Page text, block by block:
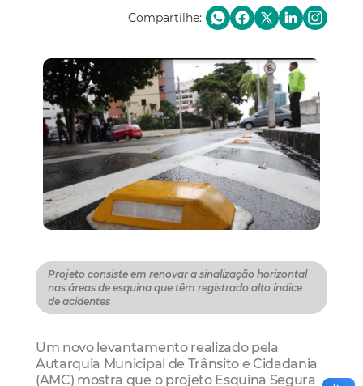
Compartilhe:
Projeto consiste em renovar a sinalização horizontal
nas áreas de esquina que têm registrado alto índice
de acidentes
Um novo levantamento realizado pela
Autarquia Municipal de Trânsito e Cidadania
(AMC) mostra que o projeto Esquina Segura